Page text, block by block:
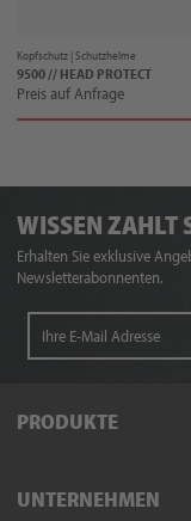
Kopfschutz |Schutzhelme
9500 // HEAD PROTECT
Preis auf Anfrage
WISSEN ZAHLT
Erhalten Sie exklusive
Newsletterabonnenten.
PRODUKTE
Schutzkleidung
UNTERNEHMEN